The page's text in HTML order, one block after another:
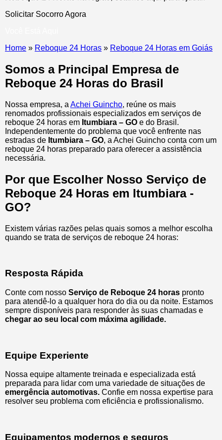
Solicitar Socorro Agora
Home » Reboque 24 Horas » Reboque 24 Horas em Goiás
Somos a Principal Empresa de
Reboque 24 Horas do Brasil
Nossa empresa, a Achei Guincho, reúne os mais
renomados profissionais especializados em serviços de
reboque 24 horas em Itumbiara – GO e do Brasil .
Independentemente do problema que você enfrente nas
estradas de Itumbiara – GO, a Achei Guincho conta com um
reboque 24 horas preparado para oferecer a assistência
necessária.
Por que Escolher Nosso Serviço de
Reboque 24 Horas em Itumbiara -
GO?
Existem várias razões pelas quais somos a melhor escolha
quando se trata de serviços de reboque 24 horas:
Resposta Rápida
Conte com nosso Serviço de Reboque 24 horas pronto
para atendê-lo a qualquer hora do dia ou da noite. Estamos
sempre disponíveis para responder às suas chamadas e
chegar ao seu local com máxima agilidade.
Equipe Experiente
Nossa equipe altamente treinada e especializada está
preparada para lidar com uma variedade de situações de
emergência automotivas. Confie em nossa expertise para
resolver seu problema com eficiência e profissionalismo.
Equipamentos modernos e seguros